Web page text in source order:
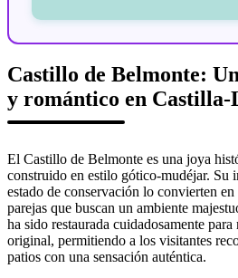
Castillo de Belmonte:
y romántico en Castilla-
El Castillo de Belmonte es una joya
construido en estilo gótico-mudéjar. Su
estado de conservación lo convierten
parejas que buscan un ambiente
ha sido restaurada cuidadosamente para
original, permitiendo a los visitantes
patios con una sensación auténtica.